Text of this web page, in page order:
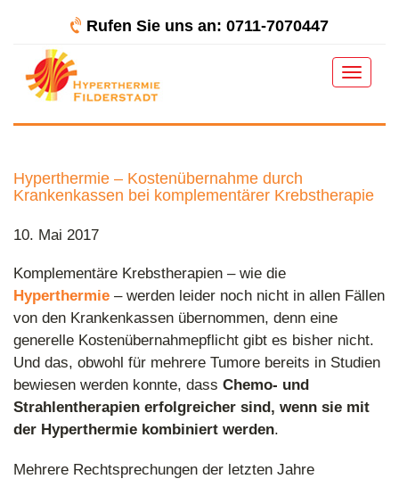
Rufen Sie uns an: 0711-7070447
Toggle
Hyperthermie – Kostenübernahme durch
Krankenkassen bei komplementärer Krebstherapie
10. Mai 2017
Komplementäre Krebstherapien – wie die
Hyperthermie – werden leider noch nicht in allen Fällen
von den Krankenkassen übernommen, denn eine
generelle Kostenübernahmepflicht gibt es bisher nicht.
Und das, obwohl für mehrere Tumore bereits in Studien
bewiesen werden konnte, dass Chemo- und
Strahlentherapien erfolgreicher sind, wenn sie mit
der Hyperthermie kombiniert werden.
Mehrere Rechtsprechungen der letzten Jahre